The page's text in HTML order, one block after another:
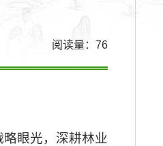
阅读量： 76
眼光，深耕林业